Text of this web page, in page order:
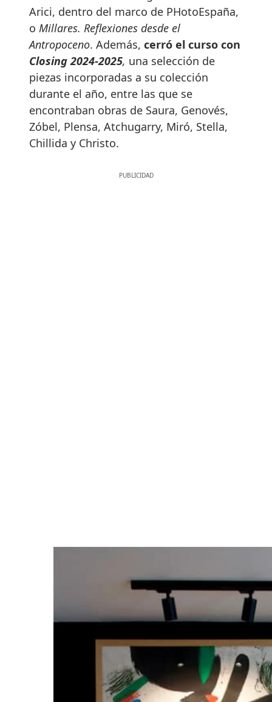
Arici, dentro del marco de PHotoEspaña,
o Millares. Reflexiones desde el
Antropoceno. Además, cerró el curso con
Closing 2024-2025, una selección de
piezas incorporadas a su colección
durante el año, entre las que se
encontraban obras de Saura, Genovés,
Zóbel, Plensa, Atchugarry, Miró, Stella,
Chillida y Christo.